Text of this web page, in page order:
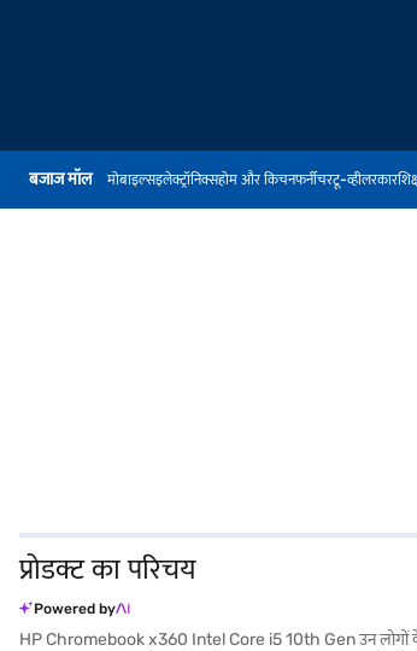
बजाज मॉल मोबाइल्सइलेक्ट्रॉनिक्सहोम और किचनफर्नीचरटू-व्हीलरकार
प्रोडक्ट का परिचय
Powered by
HP Chromebook x360 Intel Core i5 10th Gen उन लोगों के